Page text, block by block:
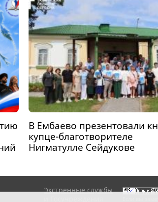
В Ембаево презентовали
купце-благотворителе
Нигматулле Сейдукове
Экстренные службы